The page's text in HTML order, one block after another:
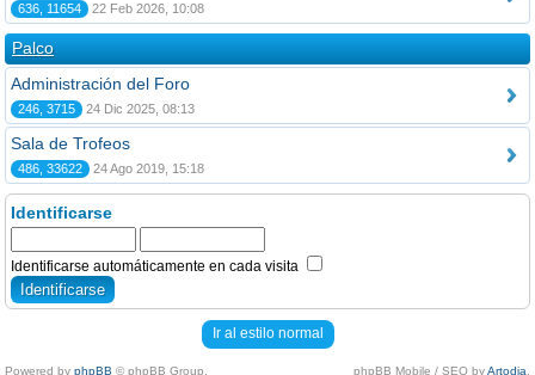
636, 11654 22 Feb 2026, 10:08
Palco
Administración del Foro
246, 3715 24 Dic 2025, 08:13
Sala de Trofeos
486, 33622 24 Ago 2019, 15:18
Identificarse
Identificarse automáticamente en cada visita
Ir al estilo normal
Powered by phpBB © phpBB Group. phpBB Mobile / SEO byArtodia